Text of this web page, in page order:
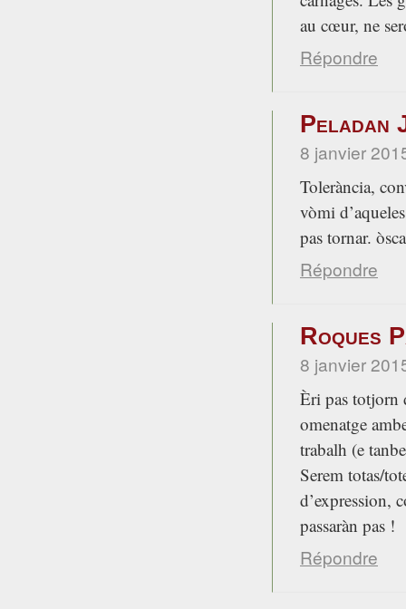
au cœur, ne
Répondre
Peladan
8 janvier
Tolerància,
vòmi
pas tornar.
Répondre
Roques
8 janvier
Èri pas totjorn
omenatge
trabalh (e
Serem totas/
d’expression,
passaràn pas !
Répondre